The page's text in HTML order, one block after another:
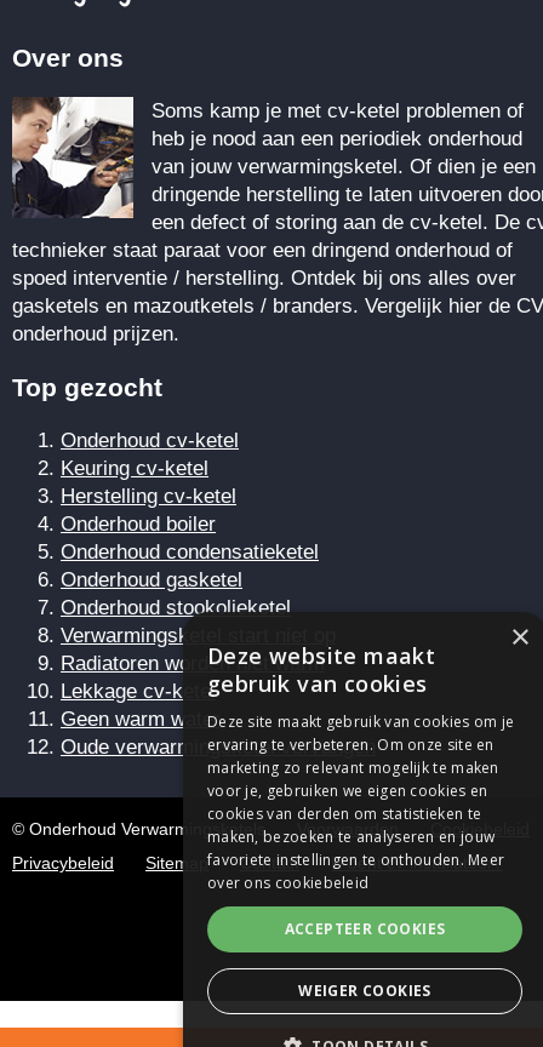
Over ons
Soms kamp je met cv-ketel problemen of
heb je nood aan een periodiek onderhoud
van jouw verwarmingsketel. Of dien je een
dringende herstelling te laten uitvoeren
een defect of storing aan de cv-ketel. De
technieker staat paraat voor een dringend onderhoud of
spoed interventie / herstelling. Ontdek bij ons alles over
gasketels en mazoutketels / branders. Vergelijk hier de
onderhoud prijzen.
Top gezocht
Onderhoud cv-ketel
Keuring cv-ketel
Herstelling cv-ketel
Onderhoud boiler
Onderhoud condensatieketel
Onderhoud gasketel
Onderhoud stookolieketel
Verwarmingsketel start niet op
Radiatoren worden niet warm
Lekkage cv-ketel
Geen warm water
Oude verwarmingsketel vervangen
© Onderhoud Verwarmingsketels Voorwaarden
Cookiebeleid
Privacybeleid
Sitemap Contact U bent cv-installateur?
×
Deze website maakt
gebruik van cookies
Deze site maakt gebruik van cookies om je
ervaring te verbeteren. Om onze site en
marketing zo relevant mogelijk te maken
voor je, gebruiken we eigen cookies en
cookies van derden om statistieken te
maken, bezoeken te analyseren en jouw
favoriete instellingen te onthouden.Meer
over ons cookiebeleid
ACCEPTEER COOKIES
WEIGER COOKIES